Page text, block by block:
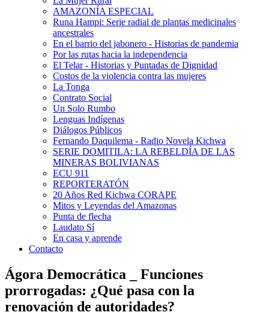
AMAZONÍA ESPECIAL
Runa Hampi: Serie radial de plantas medicinales
ancestrales
En el barrio del jabonero - Historias de pandemia
Por las rutas hacia la independencia
El Telar - Historias y Puntadas de Dignidad
Costos de la violencia contra las mujeres
La Tonga
Contrato Social
Un Solo Rumbo
Lenguas Indígenas
Diálogos Públicos
Fernando Daquilema - Radio Novela Kichwa
SERIE DOMITILA: LA REBELDÍA DE LAS
MINERAS BOLIVIANAS
ECU 911
REPORTERATÓN
20 Años Red Kichwa CORAPE
Mitos y Leyendas del Amazonas
Punta de flecha
Laudato Sí
En casa y aprende
Contacto
Ágora Democrática _ Funciones
prorrogadas: ¿Qué pasa con la
renovación de autoridades?